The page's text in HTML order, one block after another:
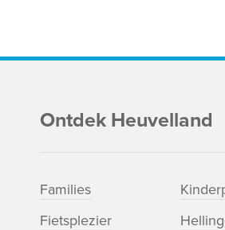
Ontdek Heuvelland
Families
Fietsplezier